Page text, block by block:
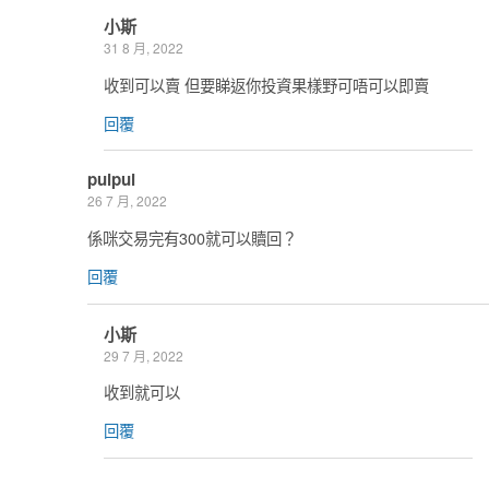
小斯
31 8 月, 2022
收到可以賣 但要睇返你投資果樣野可唔可以即賣
回覆
puipui
26 7 月, 2022
係咪交易完有300就可以贖回？
回覆
小斯
29 7 月, 2022
收到就可以
回覆